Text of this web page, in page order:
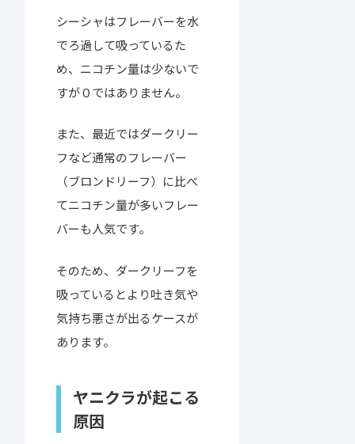
シーシャはフレーバーを水
でろ過して吸っているた
め、ニコチン量は少ないで
すが０ではありません。
また、最近ではダークリー
フなど通常のフレーバー
（ブロンドリーフ）に比べ
てニコチン量が多いフレー
バーも人気です。
そのため、ダークリーフを
吸っているとより吐き気や
気持ち悪さが出るケースが
あります。
ヤニクラが起こる
原因